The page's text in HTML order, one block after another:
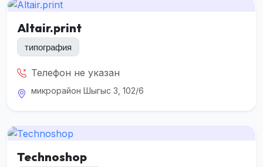
Altair.print
типография
Телефон не указан
микрорайон Шыгыс 3, 102/6
Technoshop